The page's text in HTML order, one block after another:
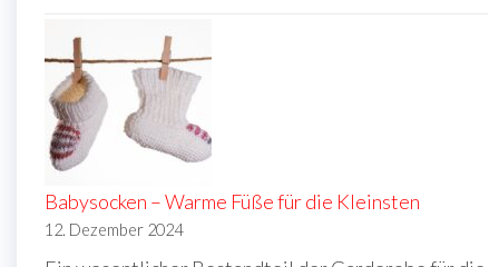
Babysocken – Warme Füße für die Kleinsten
12. Dezember 2024